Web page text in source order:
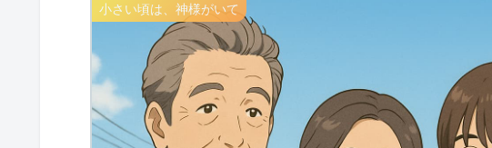
小さい頃は、神様がいて